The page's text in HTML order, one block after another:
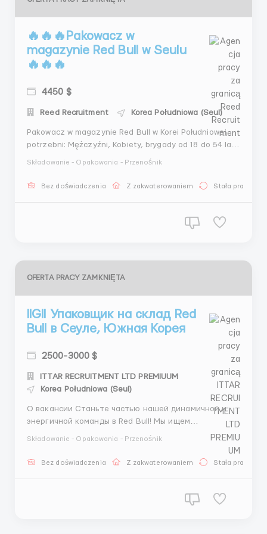
🔥🔥🔥Pakowacz w
magazynie Red Bull w Seulu
🔥🔥🔥
4450 $
Reed Recruitment Korea Południowa (Seul)
Pakowacz w magazynie Red Bull w Korei Południowej
potrzebni: Mężczyźni, Kobiety, brygady od 18 do 54 lat
‍️Lista wymaganych pracowników: Pakowacz • Sortowacz
pomocniczy ———————&...
Składowanie - Opakowania - Przenośnik
Bez doświadczenia Z zakwaterowaniem Stała praca
OFERTA PRACY ZAMKNIĘTA
llGll Упаковщик на склад Red
Bull в Сеуле, Южная Корея
2500-3000 $
ITTAR RECRUITMENT LTD PREMIUUM
Korea Południowa (Seul)
О вакансии Станьте частью нашей динамичной и
энергичной команды в Red Bull! Мы ищем
внимательных и трудолюбивых упаковщиков для
хотите работать в международной компании,
Składowanie - Opakowania - Przenośnik
Bez doświadczenia Z zakwaterowaniem Stała praca